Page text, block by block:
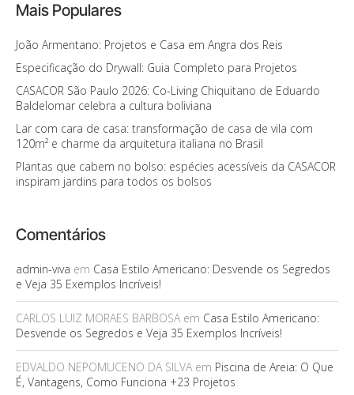
Mais Populares
João Armentano: Projetos e Casa em Angra dos Reis
Especificação do Drywall: Guia Completo para Projetos
CASACOR São Paulo 2026: Co-Living Chiquitano de Eduardo
Baldelomar celebra a cultura boliviana
Lar com cara de casa: transformação de casa de vila com
120m² e charme da arquitetura italiana no Brasil
Plantas que cabem no bolso: espécies acessíveis da CASACOR
inspiram jardins para todos os bolsos
Comentários
admin-viva em Casa Estilo Americano: Desvende os Segredos
e Veja 35 Exemplos Incríveis!
CARLOS LUIZ MORAES BARBOSAem Casa Estilo Americano:
Desvende os Segredos e Veja 35 Exemplos Incríveis!
EDVALDO NEPOMUCENO DA SILVAem Piscina de Areia: O Que
É, Vantagens, Como Funciona +23 Projetos